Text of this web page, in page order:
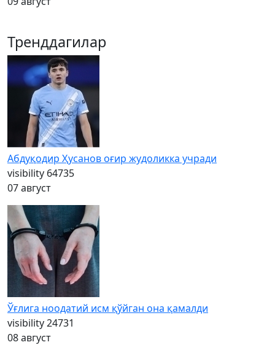
Тренддагилар
Абдуқодир Ҳусанов оғир жудоликка учради
visibility 64735
07 август
Ўғлига ноодатий исм қўйган она қамалди
visibility24731
08 август